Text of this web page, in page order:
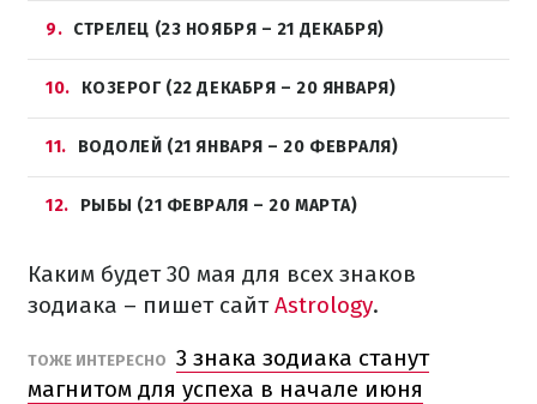
9 СТРЕЛЕЦ (23 НОЯБРЯ – 21 ДЕКАБРЯ)
10 КОЗЕРОГ (22 ДЕКАБРЯ – 20 ЯНВАРЯ)
11 ВОДОЛЕЙ (21 ЯНВАРЯ – 20 ФЕВРАЛЯ)
12 РЫБЫ (21 ФЕВРАЛЯ – 20 МАРТА)
Каким будет 30 мая для всех знаков
зодиака – пишет сайтAstrology.
ТОЖЕ ИНТЕРЕСНО 3 знака зодиака станут
магнитом для успеха в начале июня